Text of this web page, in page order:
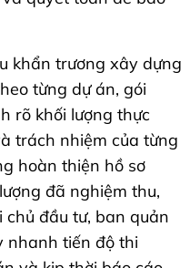
khẩn trương xây dựng
từng dự án, gói
rõ khối lượng thực
trách nhiệm của từng
hoàn thiện hồ sơ
đã nghiệm thu,
đầu tư, ban quản
nhanh tiến độ thi